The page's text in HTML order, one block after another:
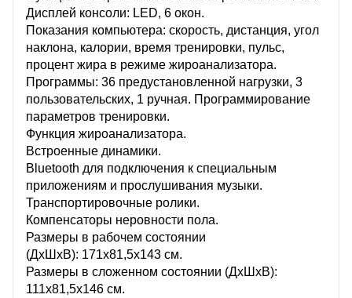
Дисплей консоли: LED, 6 окон.
Показания компьютера: скорость, дистанция, угол
наклона, калории, время тренировки, пульс,
процент жира в режиме жироанализатора.
Программы: 36 предустановленной нагрузки, 3
пользовательских, 1 ручная. Программирование
параметров тренировки.
Функция жироанализатора.
Встроенные динамики.
Bluetooth для подключения к специальным
приложениям и прослушивания музыки.
Транспортировочные ролики.
Компенсаторы неровности пола.
Размеры в рабочем состоянии
(ДхШхВ): 171х81,5х143 см.
Размеры в сложенном состоянии (ДхШхВ):
111х81,5х146 см.